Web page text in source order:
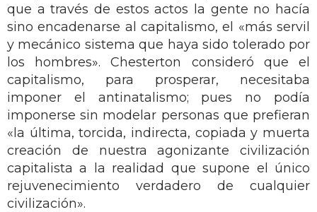
que a través de estos actos la gente no hacía
sino encadenarse al capitalismo, el «más servil
y mecánico sistema que haya sido tolerado por
los hombres». Chesterton consideró que el
capitalismo, para prosperar, necesitaba
imponer el antinatalismo; pues no podía
imponerse sin modelar personas que prefieran
«la última, torcida, indirecta, copiada y muerta
creación de nuestra agonizante civilización
capitalista a la realidad que supone el único
rejuvenecimiento verdadero de cualquier
civilización».